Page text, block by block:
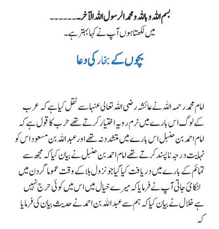
بسم اللہ و باللہ و محمد الرسول اللہ الآخر۔۔۔۔۔۔۔
میں لکھتا ہوں آپ نے کہا بہتر ہے ۔
بچوں کےبخارکی دعا
امام محمد رحمہ اللہ نے عائشہ رضی اللہ تعالی عنہاسے نقل کیا ہے کہ عرب
کے لوگ اس بارے میں نرم رویہ اختیار کرتے تھےحرب کا قول ہے کہ
امام احمد بن حنبل اس بارے میں متشدد نہ تھےاور عبداللہ بن مسعود اس کو
نہایت درجہ ناپسند کرتے تھےامام احمد بن حنبل نے بیان کیا کہ مجھ سے
تمائم کے بارے میں دریافت کیا گیا جو نزول بلا کے وقت عموما گردن میں
لٹکائ جاتی آپ نے فرمایا کہ میرے خیال میں اس میں کوئی حرج نہیں
ہےخلال نے بیان کیا کہ ہم سے عبدالله بن احمد نے حدیث بیان کی فرمایا
کہ